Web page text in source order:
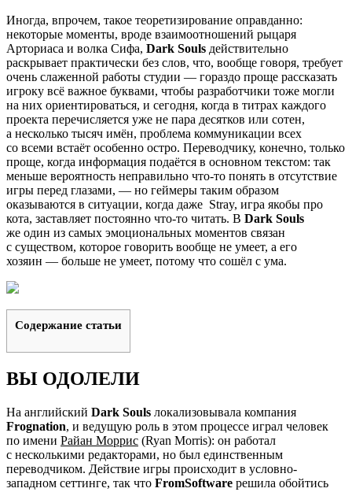
Иногда, впрочем, такое теоретизирование оправданно:
некоторые моменты, вроде взаимоотношений рыцаря
Арториаса и волка Сифа, Dark Souls действительно
раскрывает практически без слов, что, вообще говоря, требует
очень слаженной работы студии — гораздо проще рассказать
игроку всё важное буквами, чтобы разработчики тоже могли
на них ориентироваться, и сегодня, когда в титрах каждого
проекта перечисляется уже не пара десятков или сотен,
а несколько тысяч имён, проблема коммуникации всех
со всеми встаёт особенно остро. Переводчику, конечно, только
проще, когда информация подаётся в основном текстом: так
меньше вероятность неправильно что-то понять в отсутствие
игры перед глазами, — но геймеры таким образом
оказываются в ситуации, когда даже Stray, игра якобы про
кота, заставляет постоянно что-то читать. В Dark Souls
же один из самых эмоциональных моментов связан
с существом, которое говорить вообще не умеет, а его
хозяин — больше не умеет, потому что сошёл с ума.
Содержание статьи
ВЫ ОДОЛЕЛИ
На английский Dark Souls локализовывала компания
Frognation, и ведущую роль в этом процессе играл человек
по имени Райан Моррис (Ryan Morris): он работал
с несколькими редакторами, но был единственным
переводчиком. Действие игры происходит в условно-
западном сеттинге, так что FromSoftware решила обойтись